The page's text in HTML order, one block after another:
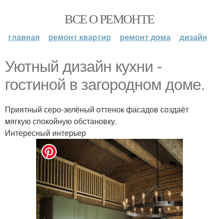
ВСЕ О РЕМОНТЕ
главная ремонт квартир ремонт дома дизайн
Уютный дизайн кухни -
гостиной в загородном доме.
Приятный серо-зелёный оттенок фасадов создаёт
мягкую спокойную обстановку.
Интересный интерьер